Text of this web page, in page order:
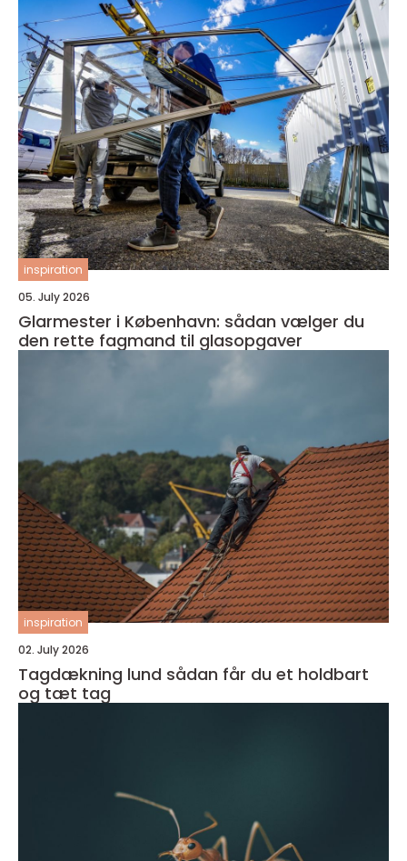
inspiration
05. July 2026
Glarmester i København: sådan vælger du
den rette fagmand til glasopgaver
inspiration
02. July 2026
Tagdækning lund sådan får du et holdbart
og tæt tag